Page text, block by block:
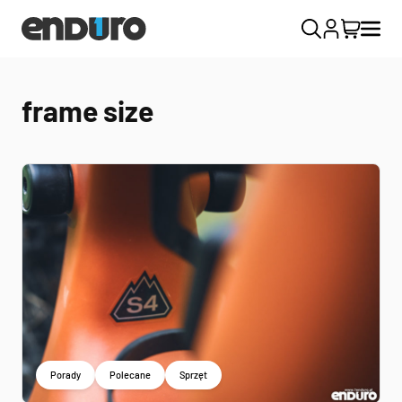
frame size
Porady Polecane Sprzęt